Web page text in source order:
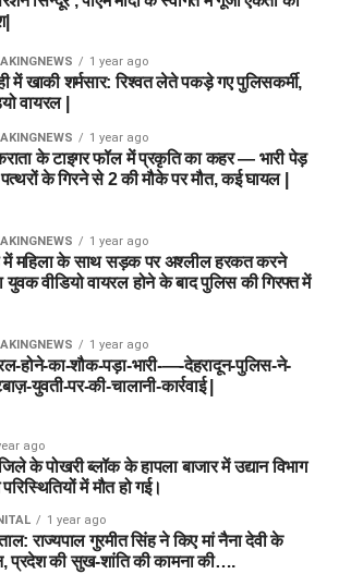
1 year ago
में खाकी शर्मसार: रिश्वत लेते पकड़े गए पुलिसकर्मी,
वायरल |
1 year ago
के टाइगर फॉल में प्रकृति का कहर — भारी पेड़
के गिरने से 2 की मौके पर मौत, कई घायल |
1 year ago
में महिला के साथ सड़क पर अश्लील हरकत करने
युवक वीडियो वायरल होने के बाद पुलिस की गिरफ्त में
1 year ago
होने-का-शौक-पड़ा-भारी-—-देहरादून-पुलिस-ने-
युवती-पर-की-चालानी-कार्रवाई |
ago
के पोखरी ब्लॉक के हापला बाजार में उद्यान विभाग
में मौत हो गई।
1 year ago
राज्यपाल गुरमीत सिंह ने किए मां नैना देवी के
प्रदेश की सुख-शांति की कामना की….